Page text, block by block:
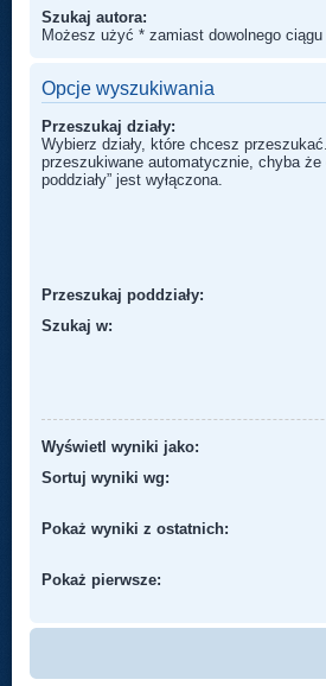
Szukaj autora:
Możesz użyć * zamiast dowolnego ciągu
Opcje wyszukiwania
Przeszukaj działy:
Wybierz działy, które chcesz
przeszukiwane automatycznie, chyba że
poddziały” jest wyłączona.
Przeszukaj poddziały:
Szukaj w:
Wyświetl wyniki jako:
Sortuj wyniki wg:
Pokaż wyniki z ostatnich:
Pokaż pierwsze: